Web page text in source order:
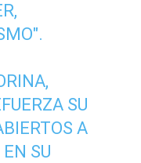
SU
A
SU